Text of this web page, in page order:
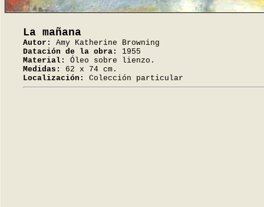
La mañana
Autor:
Amy Katherine Browning
Datación de la obra:
1955
Material:
Óleo sobre lienzo.
Medidas:
62 x 74 cm.
Localización:
Colección particular